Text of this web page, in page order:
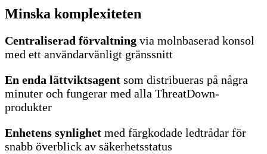
Minska komplexiteten
Centraliserad förvaltning via molnbaserad konsol
med ett användarvänligt gränssnitt
En enda lättviktsagent som distribueras på några
minuter och fungerar med alla ThreatDown-
produkter
Enhetens synlighet med färgkodade ledtrådar för
snabb överblick av säkerhetsstatus